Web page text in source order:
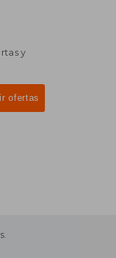
y